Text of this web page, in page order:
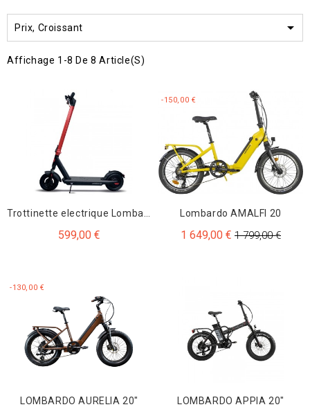
Prix, Croissant 
Affichage 1-8 De 8 Article(s)
599,00 €
-150,00 €
Lombardo AMALFI 20
1 649,00 € 1 799,00 €
-130,00 €
LOMBARDO AURELIA 20" LOMBARDO APPIA 20"